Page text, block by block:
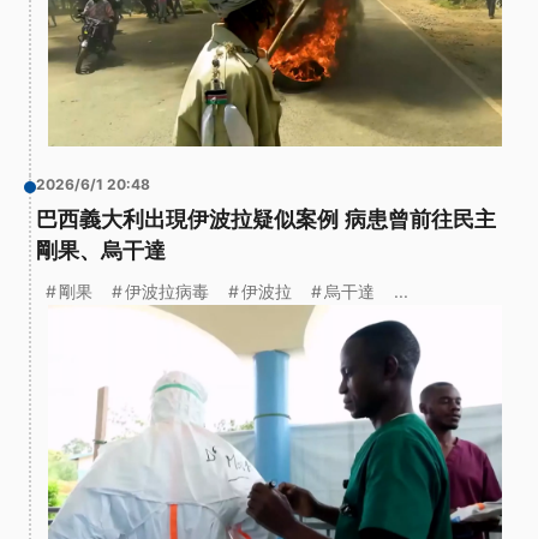
2026/6/1 20:48
巴西義大利出現伊波拉疑似案例 病患曾前往民主
剛果、烏干達
剛果 伊波拉病毒 伊波拉 烏干達 ...